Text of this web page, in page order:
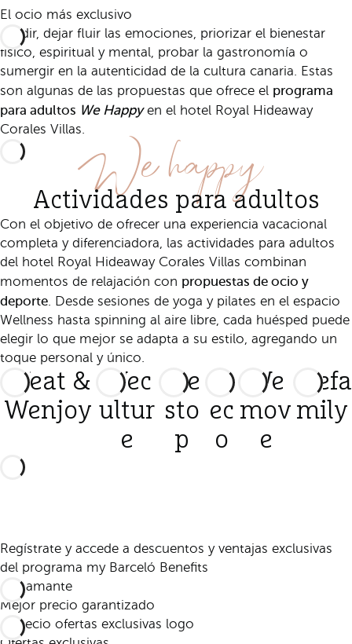
El ocio más exclusivo
Evadir, dejar fluir las emociones, priorizar el bienestar
físico, espiritual y mental, probar la gastronomía o
sumergir en la autenticidad de la cultura canaria. Estas
son algunas de las propuestas que ofrece el programa
para adultos We Happyen el hotel Royal Hideaway
Corales Villas. We happy
Actividades para adultos
Con el objetivo de ofrecer una experiencia vacacional
completa y diferenciadora, las actividades para adultos
del hotel Royal Hideaway Corales Villas combinan
momentos de relajación con propuestas de ocio y
deporte . Desde sesiones de yoga y pilates en el espacio
Wellness hasta spinning al aire libre, cada huésped puede
elegir lo que mejor se adapta a su estilo, agregando un
toque personal y único.
Weat &
Wenjoy
Wec
ultur
e
We
sto
p
W
ec
o
We
mov
e
Wefa
mily
Regístrate y accede a descuentos y ventajas exclusivas
del programa my Barceló Benefits
Mejor precio garantizado